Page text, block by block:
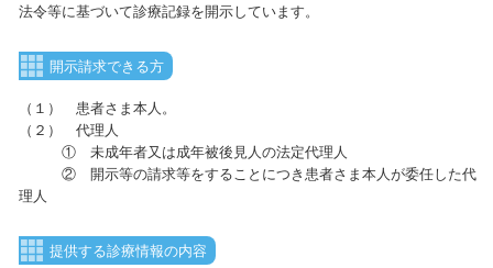
法令等に基づいて診療記録を開示しています。
開示請求できる方
（１） 患者さま本人。
（２） 代理人
① 未成年者又は成年被後見人の法定代理人
② 開示等の請求等をすることにつき患者さま本人が委任した代
理人
提供する診療情報の内容